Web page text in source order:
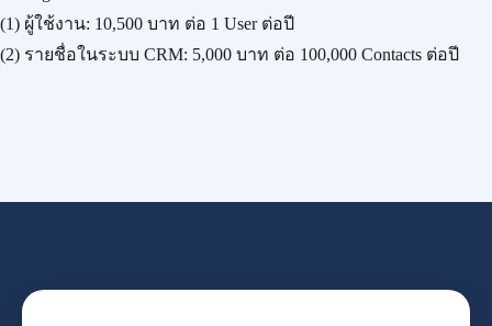
(1) ผู้ใช้งาน: 10,500 บาท ต่อ 1 User ต่อปี
(2) รายชื่อในระบบ CRM: 5,000 บาท ต่อ 100,000 Contacts ต่อปี